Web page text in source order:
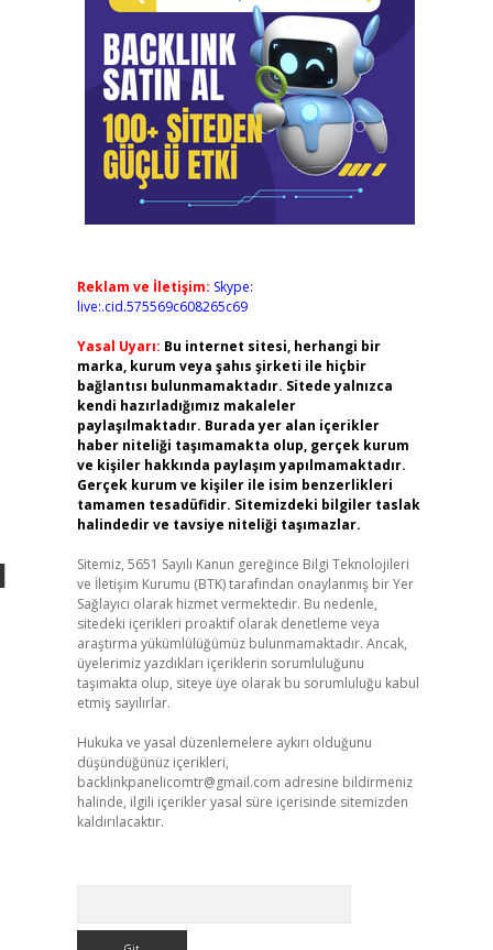
Reklam ve İletişim: Skype:
live:.cid.575569c608265c69
Yasal Uyarı: Bu internet sitesi, herhangi bir
marka, kurum veya şahıs şirketi ile hiçbir
bağlantısı bulunmamaktadır. Sitede yalnızca
kendi hazırladığımız makaleler
paylaşılmaktadır. Burada yer alan içerikler
haber niteliği taşımamakta olup, gerçek kurum
ve kişiler hakkında paylaşım yapılmamaktadır.
Gerçek kurum ve kişiler ile isim benzerlikleri
tamamen tesadüfidir. Sitemizdeki bilgiler taslak
halindedir ve tavsiye niteliği taşımazlar.
Sitemiz, 5651 Sayılı Kanun gereğince Bilgi Teknolojileri
ve İletişim Kurumu (BTK) tarafından onaylanmış bir Yer
Sağlayıcı olarak hizmet vermektedir. Bu nedenle,
sitedeki içerikleri proaktif olarak denetleme veya
araştırma yükümlülüğümüz bulunmamaktadır. Ancak,
üyelerimiz yazdıkları içeriklerin sorumluluğunu
taşımakta olup, siteye üye olarak bu sorumluluğu kabul
etmiş sayılırlar.
Hukuka ve yasal düzenlemelere aykırı olduğunu
düşündüğünüz içerikleri,
backlinkpanelicomtr@gmail.com adresine bildirmeniz
halinde, ilgili içerikler yasal süre içerisinde sitemizden
kaldırılacaktır.